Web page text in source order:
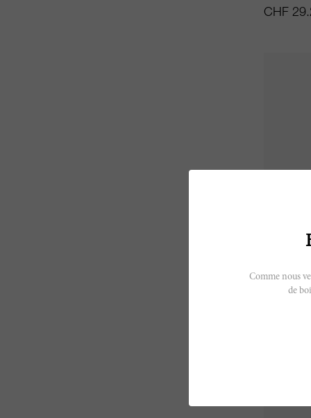
CHF
Corton
Comme nous
de